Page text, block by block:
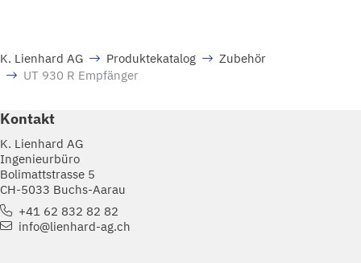
K. Lienhard AG Produktekatalog
Zubehör
UT 930 R Empfänger
Kontakt
K. Lienhard AG
Ingenieurbüro
Bolimattstrasse 5
CH-5033 Buchs-Aarau
+41 62 832 82 82
info@lienhard-ag.ch